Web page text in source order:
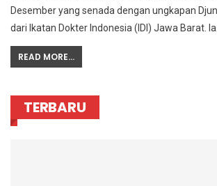
Desember yang senada dengan ungkapan
dari Ikatan Dokter Indonesia (IDI) Jawa Barat. Ia…
READ MORE...
TERBARU